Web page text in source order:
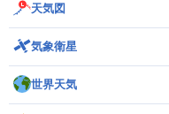
天気図
気象衛星
世界天気